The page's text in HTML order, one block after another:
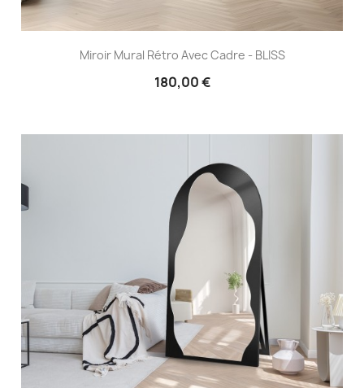
Miroir Mural Rétro Avec Cadre - BLISS
180,00 €